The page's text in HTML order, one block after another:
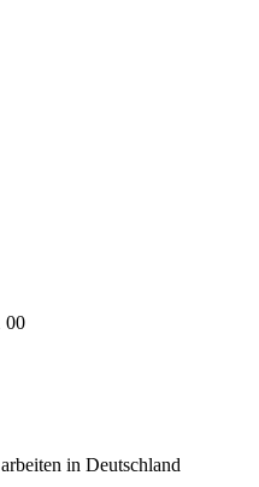
00
in Deutschland